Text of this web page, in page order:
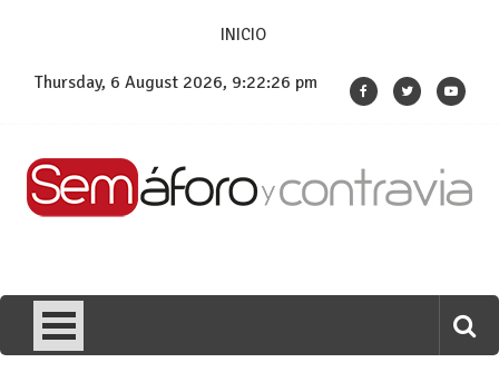
INICIO
Thursday, 6 August 2026, 9:22:27 pm